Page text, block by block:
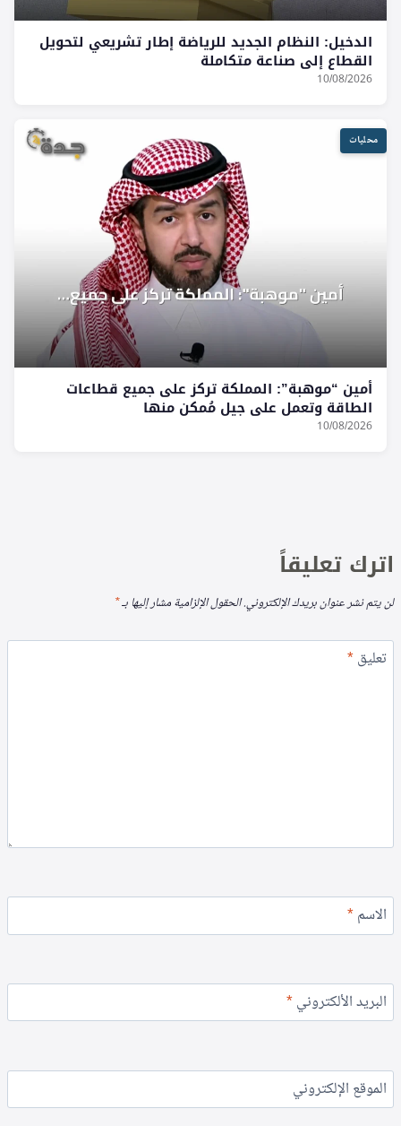
الدخيل: النظام الجديد للرياضة إطار تشريعي لتحويل
القطاع إلى صناعة متكاملة
10/08/2026
محليات
أمين “موهبة”: المملكة تركز على جميع قطاعات
الطاقة وتعمل على جيل مُمكن منها
10/08/2026
اترك تعليقاً
لن يتم نشر عنوان بريدك الإلكتروني.الحقول الإلزامية مشار إليها بـ*
تعليق*
الاسم*
البريد الألكتروني*
الموقع الإلكتروني